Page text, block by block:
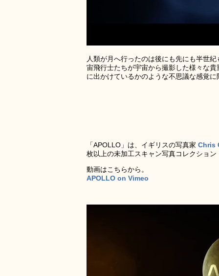
人類が月へ行ったのは後にも先にも半世
宙飛行士たちが宇宙から撮影した様々な
に出かけているかのような不思議な感覚
「APOLLO」は、イギリスの写真家 Chris
枚以上の未加工スキャン写真コレクション
動画はこちらから。
APOLLO on Vimeo